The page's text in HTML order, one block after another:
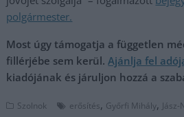
polgármester.
Most úgy támogatja a független
fillérjébe sem kerül.Ajánlja fel
kiadójának és járuljon hozzá a
Szolnok erősítés, Győrfi Mihály,